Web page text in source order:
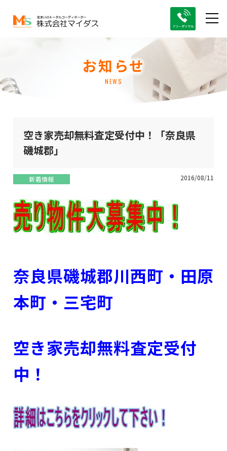
お知らせ
NEWS
空き家売却無料査定受付中！「奈良県
磯城郡」
新着情報 2016/08/11
奈良県磯城郡川西町・田原
本町・三宅町
空き家売却無料査定受付
中！